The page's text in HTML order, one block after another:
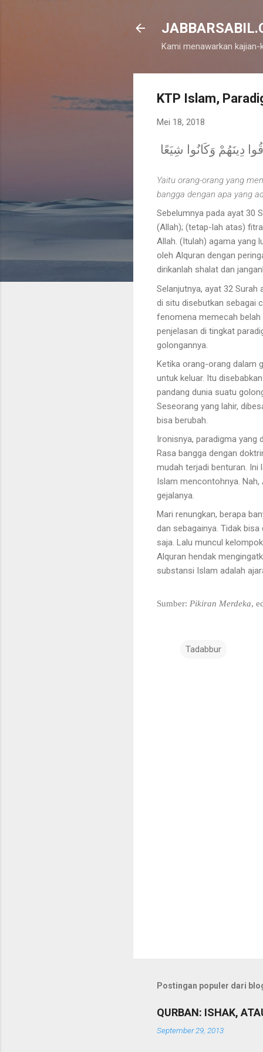
Kami menawarkan
KTP Islam,
Mei 18, 2018
مِنَ الْمُشْرِكِينَ (31) مِنَ الَّذِينَ فَرَّقُوا دِينَهُمْ وَكَانُوا شِيَعًا
Yaitu orang-orang yang
bangga dengan apa yang
Sebelumnya pada ayat 30
(Allah); (tetap-lah atas)
Allah. (Itulah) agama yang
oleh Alquran dengan
dirikanlah shalat dan
Selanjutnya, ayat 32 Surah
di situ disebutkan sebagai
fenomena memecah
penjelasan di tingkat
golongannya.
Ketika orang-orang dalam
untuk keluar. Itu
pandang dunia suatu
Seseorang yang lahir,
bisa berubah.
Ironisnya, paradigma yang
Rasa bangga dengan
mudah terjadi benturan.
Islam mencontohnya. Nah,
gejalanya.
Mari renungkan, berapa
dan sebagainya. Tidak
saja. Lalu muncul
Alquran hendak
substansi Islam adalah
Sumber: Pikiran Merdeka,
Tadabbur
Postingan populer dari
QURBAN: ISHAK,
September 29, 2013